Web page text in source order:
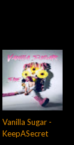
Vanilla Sugar -
KeepASecret